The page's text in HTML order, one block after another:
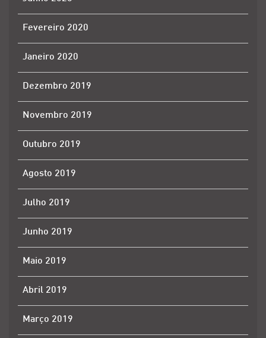
Fevereiro 2020
Janeiro 2020
Dezembro 2019
Novembro 2019
Outubro 2019
Agosto 2019
Julho 2019
Junho 2019
Maio 2019
Abril 2019
Março 2019